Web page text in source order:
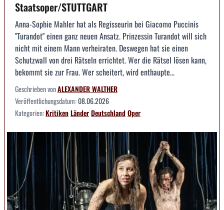
Staatsoper/STUTTGART
Anna-Sophie Mahler hat als Regisseurin bei Giacomo Puccinis
"Turandot" einen ganz neuen Ansatz. Prinzessin Turandot will sich
nicht mit einem Mann verheiraten. Deswegen hat sie einen
Schutzwall von drei Rätseln errichtet. Wer die Rätsel lösen kann,
bekommt sie zur Frau. Wer scheitert, wird enthaupte...
Geschrieben vonALEXANDER WALTHER
Veröffentlichungsdatum:08.06.2026
Kategorien:KritikenLänderDeutschlandOper